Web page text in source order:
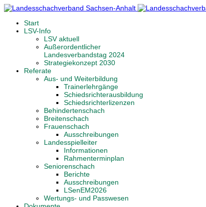
Start
LSV-Info
LSV aktuell
Außerordentlicher
Landesverbandstag 2024
Strategiekonzept 2030
Referate
Aus- und Weiterbildung
Trainerlehrgänge
Schiedsrichterausbildung
Schiedsrichterlizenzen
Behindertenschach
Breitenschach
Frauenschach
Ausschreibungen
Landesspielleiter
Informationen
Rahmenterminplan
Seniorenschach
Berichte
Ausschreibungen
LSenEM2026
Wertungs- und Passwesen